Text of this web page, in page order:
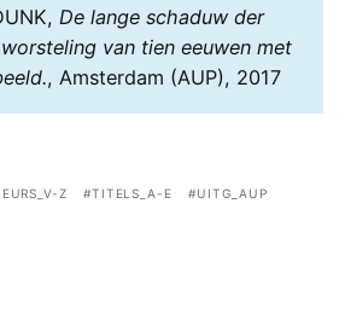
De lange schaduw der
worsteling van tien eeuwen met
, Amsterdam (AUP), 2017
Z TITELS_A-E UITG_AUP